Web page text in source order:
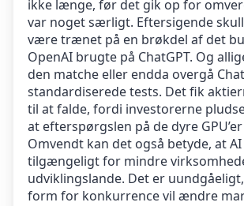
ikke længe, før det gik op for
var noget særligt. Eftersigende
være trænet på en brøkdel af det
OpenAI brugte på ChatGPT. Og
den matche eller endda overgå
standardiserede tests. Det fik
til at falde, fordi investorerne
at efterspørgslen på de dyre
Omvendt kan det også betyde, at
tilgængeligt for mindre
udviklingslande. Det er
form for konkurrence vil ændre